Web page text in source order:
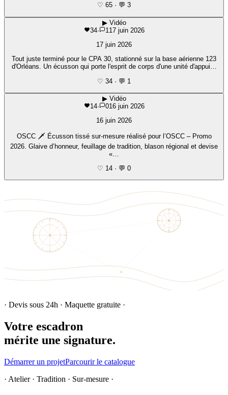
♡ 65 · 💬 3
▶ Vidéo
34· 1 17 juin 2026
17 juin 2026
Tout juste terminé pour le CPA 30, stationné sur la base aérienne 123
d'Orléans. Un écusson qui porte l'esprit de corps d'une unité d'appui…
♡ 34 · 💬 1
▶ Vidéo
14· 016 juin 2026
16 juin 2026
OSCC 🗡️ Écusson tissé sur-mesure réalisé pour l’OSCC – Promo
2026. Glaive d’honneur, feuillage de tradition, blason régional et devise
«…
♡ 14 · 💬 0
· Devis sous 24h · Maquette gratuite ·
Votre escadron
mérite une signature.
Démarrer un projetParcourir le catalogue
· Atelier · Tradition · Sur-mesure ·